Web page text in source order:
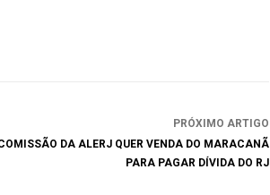
PRÓXIMO ARTIGO
DA ALERJ QUER VENDA DO MARACANÃ
PARA PAGAR DÍVIDA DO RJ